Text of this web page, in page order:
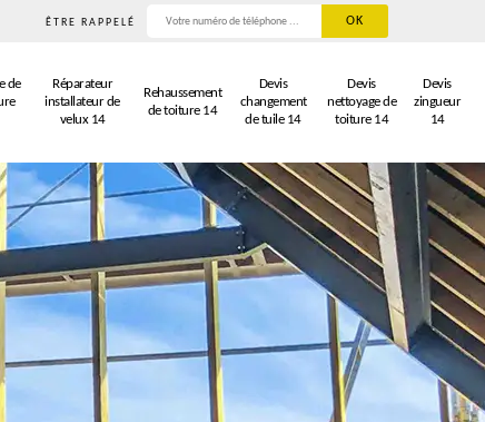
ÊTRE RAPPELÉ
de
Réparateur
installateur de
velux 14
Rehaussement
de toiture 14
Devis
changement
de tuile 14
Devis
nettoyage de
toiture 14
Devis
zingueur
14